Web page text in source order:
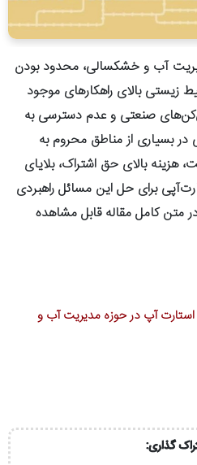
آب و خشکسالی، محدود بودن
بالای راهکارهای موجود
صنعتی و عدم دسترسی به
بسیاری از مناطق محروم به
هزینه بالای حق اشتراک، بلایای
برای حل این مسائل راهبردی
متن کامل مقاله قابل مشاهده
آپ در حوزه مدیریت آب و
گذاری: